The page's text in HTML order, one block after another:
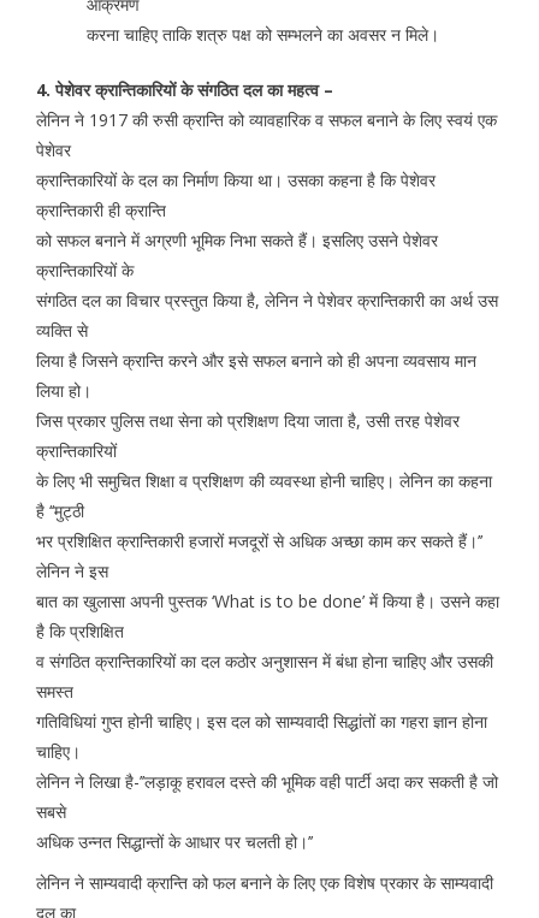
आक्रमण
करना चाहिए ताकि शत्रु पक्ष को सम्भलने का अवसर न मिले।
4. पेशेवर क्रान्तिकारियों के संगठित दल का महत्व –
लेनिन ने 1917 की रुसी क्रान्ति को व्यावहारिक व सफल बनाने के लिए स्वयं एक
पेशेवर
क्रान्तिकारियों के दल का निर्माण किया था। उसका कहना है कि पेशेवर
क्रान्तिकारी ही क्रान्ति
को सफल बनाने में अग्रणी भूमिक निभा सकते हैं। इसलिए उसने पेशेवर
क्रान्तिकारियों के
संगठित दल का विचार प्रस्तुत किया है, लेनिन ने पेशेवर क्रान्तिकारी का अर्थ उस
व्यक्ति से
लिया है जिसने क्रान्ति करने और इसे सफल बनाने को ही अपना व्यवसाय मान
लिया हो।
जिस प्रकार पुलिस तथा सेना को प्रशिक्षण दिया जाता है, उसी तरह पेशेवर
क्रान्तिकारियों
के लिए भी समुचित शिक्षा व प्रशिक्षण की व्यवस्था होनी चाहिए। लेनिन का कहना
है ‘‘मुट्ठी
भर प्रशिक्षित क्रान्तिकारी हजारों मजदूरों से अधिक अच्छा काम कर सकते हैं।’’
लेनिन ने इस
बात का खुलासा अपनी पुस्तक ‘What is to be done’ में किया है। उसने कहा
है कि प्रशिक्षित
व संगठित क्रान्तिकारियों का दल कठोर अनुशासन में बंधा होना चाहिए और उसकी
समस्त
गतिविधियां गुप्त होनी चाहिए। इस दल को साम्यवादी सिद्धांतों का गहरा ज्ञान होना
चाहिए।
लेनिन ने लिखा है-’’लड़ाकू हरावल दस्ते की भूमिक वही पार्टी अदा कर सकती है जो
सबसे
अधिक उन्नत सिद्धान्तों के आधार पर चलती हो।’’
लेनिन ने साम्यवादी क्रान्ति को फल बनाने के लिए एक विशेष प्रकार के साम्यवादी
दल का